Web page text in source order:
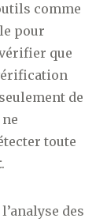
comme
pour
que
de
toute
.
des